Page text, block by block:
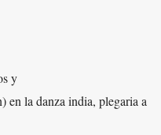
y
en la danza india, plegaria a